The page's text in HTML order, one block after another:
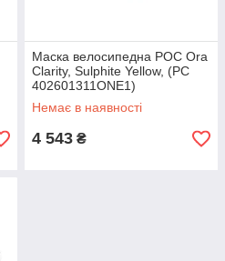
Маска велосипедна POC Ora
Clarity, Sulphite Yellow, (PC
402601311ONE1)
Немає в наявності
4 543 ₴